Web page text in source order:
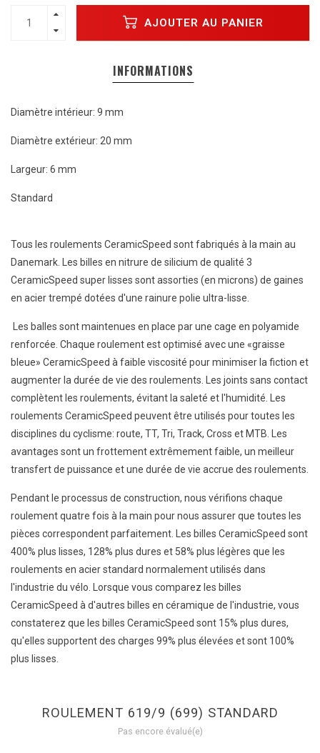
AJOUTER AU PANIER
INFORMATIONS
Diamètre intérieur: 9 mm
Diamètre extérieur: 20 mm
Largeur: 6 mm
Standard
Tous les roulements CeramicSpeed ​​sont fabriqués à la main au
Danemark. Les billes en nitrure de silicium de qualité 3
CeramicSpeed ​​super lisses sont assorties (en microns) de gaines
en acier trempé dotées d'une rainure polie ultra-lisse.
Les balles sont maintenues en place par une cage en polyamide
renforcée. Chaque roulement est optimisé avec une «graisse
bleue» CeramicSpeed ​​à faible viscosité pour minimiser la fiction et
augmenter la durée de vie des roulements. Les joints sans contact
complètent les roulements, évitant la saleté et l'humidité. Les
roulements CeramicSpeed ​​peuvent être utilisés pour toutes les
disciplines du cyclisme: route, TT, Tri, Track, Cross et MTB. Les
avantages sont un frottement extrêmement faible, un meilleur
transfert de puissance et une durée de vie accrue des roulements.
Pendant le processus de construction, nous vérifions chaque
roulement quatre fois à la main pour nous assurer que toutes les
pièces correspondent parfaitement. Les billes CeramicSpeed ​​sont
400% plus lisses, 128% plus dures et 58% plus légères que les
roulements en acier standard normalement utilisés dans
l'industrie du vélo. Lorsque vous comparez les billes
CeramicSpeed ​​à d'autres billes en céramique de l'industrie, vous
constaterez que les billes CeramicSpeed ​​sont 15% plus dures,
qu'elles supportent des charges 99% plus élevées et sont 100%
plus lisses.
ROULEMENT 619/9 (699) STANDARD
Pas encore évalué(e)